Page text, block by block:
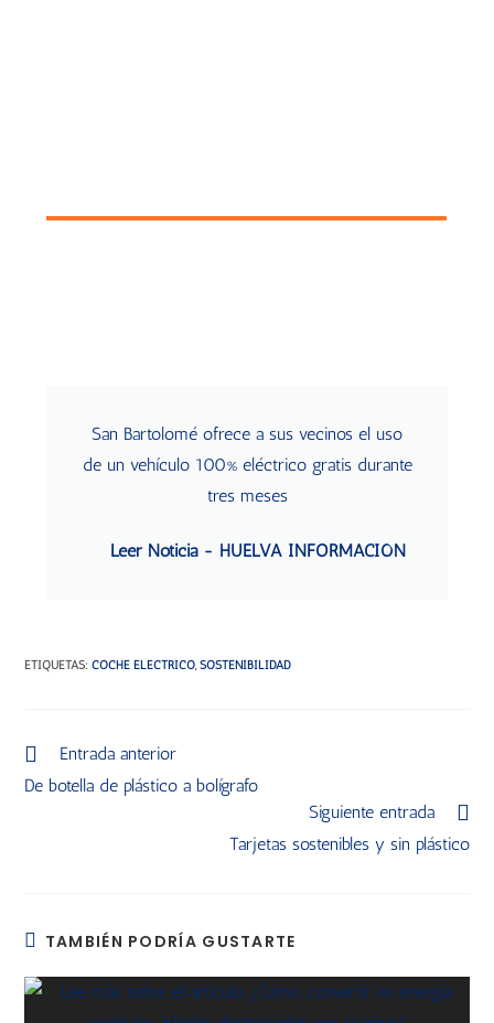
San Bartolomé ofrece a sus vecinos el uso
de un vehículo 100% eléctrico gratis durante
tres meses
Leer Noticia - HUELVA INFORMACIÓN
ETIQUETAS:COCHE ELECTRICO, SOSTENIBILIDAD
Entrada anterior
De botella de plástico a bolígrafo
Siguiente entrada
Tarjetas sostenibles y sin plástico
TAMBIÉN PODRÍA GUSTARTE